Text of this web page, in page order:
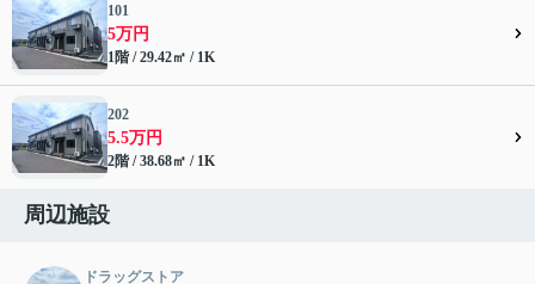
101
5万円
1階 / 29.42㎡ / 1K
202
5.5万円
2階 / 38.68㎡ / 1K
周辺施設
ドラッグストア